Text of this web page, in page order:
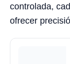
controlada,
ofrecer